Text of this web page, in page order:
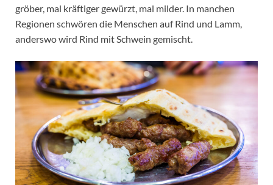
gröber, mal kräftiger gewürzt, mal milder. In manchen
Regionen schwören die Menschen auf Rind und Lamm,
anderswo wird Rind mit Schwein gemischt.